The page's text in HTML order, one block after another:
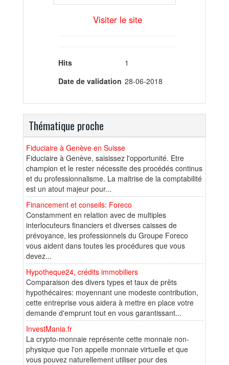
Visiter le site
Hits
1
Date de validation 28-06-2018
Thématique proche
Fiduciaire à Genève en Suisse
Fiduciaire à Genève, saisissez l'opportunité. Etre
champion et le rester nécessite des procédés continus
et du professionnalisme. La maitrise de la comptabilité
est un atout majeur pour...
Financement et conseils: Foreco
Constamment en relation avec de multiples
interlocuteurs financiers et diverses caisses de
prévoyance, les professionnels du Groupe Foreco
vous aident dans toutes les procédures que vous
devez...
Hypotheque24, crédits immobiliers
Comparaison des divers types et taux de prêts
hypothécaires: moyennant une modeste contribution,
cette entreprise vous aidera à mettre en place votre
demande d'emprunt tout en vous garantissant...
InvestMania.fr
La crypto-monnaie représente cette monnaie non-
physique que l'on appelle monnaie virtuelle et que
vous pouvez naturellement utiliser pour des